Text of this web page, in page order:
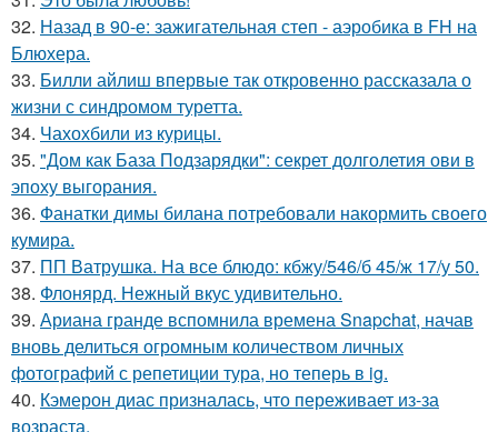
32. Назад в 90-е: зажигательная степ - аэробика в FH на
Блюхера.
33. Билли айлиш впервые так откровенно рассказала о
жизни с синдромом туретта.
34. Чахохбили из курицы.
35. "Дом как База Подзарядки": секрет долголетия ови в
эпоху выгорания.
36. Фанатки димы билана потребовали накормить своего
кумира.
37. ПП Ватрушка. На все блюдо: кбжу/546/б 45/ж 17/у 50.
38. Флонярд. Нежный вкус удивительно.
39. Ариана гранде вспомнила времена Snapchat, начав
вновь делиться огромным количеством личных
фотографий с репетиции тура, но теперь в ig.
40. Кэмерон диас призналась, что переживает из-за
возраста.